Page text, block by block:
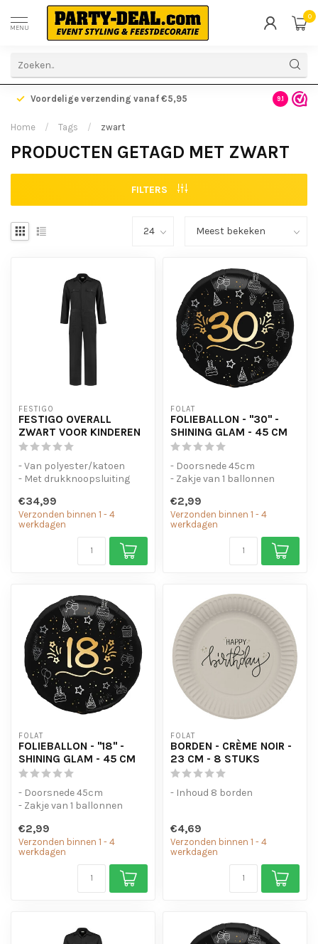
MENU
0
Voordelige verzending vanaf €5,95 Gratis
9.1
Home / Tags / zwart
PRODUCTEN GETAGD MET ZWART
FILTERS
FESTIGO
FESTIGO OVERALL
ZWART VOOR KINDEREN
- Van polyester/katoen
- Met drukknoopsluiting
€34,99
Verzonden binnen 1 - 4
werkdagen
FOLAT
FOLIEBALLON - "30" -
SHINING GLAM - 45 CM
- Doorsnede 45cm
- Zakje van 1 ballonnen
€2,99
Verzonden binnen 1 - 4
werkdagen
FOLAT
FOLIEBALLON - "18" -
SHINING GLAM - 45 CM
- Doorsnede 45cm
- Zakje van 1 ballonnen
€2,99
Verzonden binnen 1 - 4
werkdagen
FOLAT
BORDEN - CRÈME NOIR -
23 CM - 8 STUKS
- Inhoud 8 borden
€4,69
Verzonden binnen 1 - 4
werkdagen